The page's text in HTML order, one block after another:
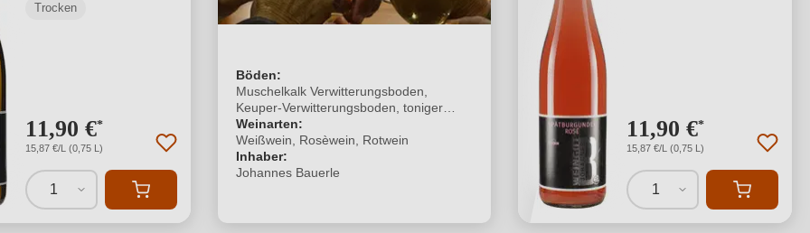
Trocken
11,90 €*
15,87 €/L (0,75 L)
1
Böden:
Muschelkalk Verwitterungsboden,
Keuper-Verwitterungsboden, toniger
Lehm
Weinarten:
Weißwein, Rosèwein, Rotwein
Inhaber:
Johannes Bauerle
11,90 €*
15,87 €/L (0,75 L)
1